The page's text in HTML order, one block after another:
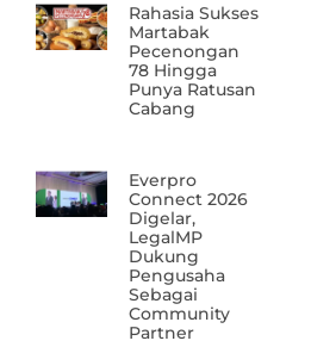
Rahasia Sukses
Martabak
Pecenongan
78 Hingga
Punya Ratusan
Cabang
Everpro
Connect 2026
Digelar,
LegalMP
Dukung
Pengusaha
Sebagai
Community
Partner